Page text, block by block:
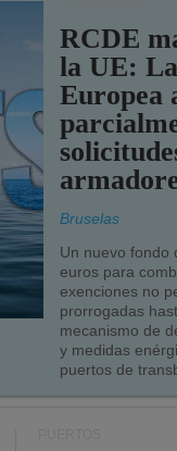
RCDE
la UE:
Europea
Bruselas
Un nuevo fondo
euros para
exenciones no
prorrogadas
mecanismo de
y medidas
puertos de